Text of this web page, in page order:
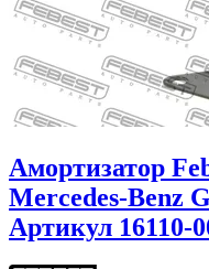
Амортизатор
Mercedes-Benz
Артикул 16110-